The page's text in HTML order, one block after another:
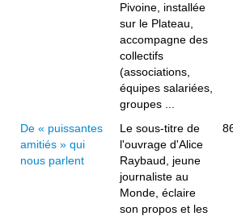
Pivoine, installée
sur le Plateau,
accompagne des
collectifs
(associations,
équipes salariées,
groupes ...
De « puissantes
amitiés » qui
nous parlent
Le sous-titre de
l'ouvrage d'Alice
Raybaud, jeune
journaliste au
Monde, éclaire
son propos et les